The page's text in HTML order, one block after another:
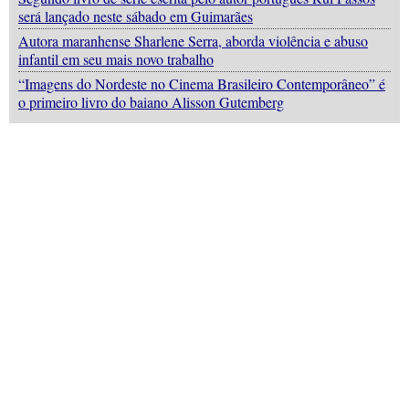
será lançado neste sábado em Guimarães
Autora maranhense Sharlene Serra, aborda violência e abuso
infantil em seu mais novo trabalho
“Imagens do Nordeste no Cinema Brasileiro Contemporâneo” é
o primeiro livro do baiano Alisson Gutemberg